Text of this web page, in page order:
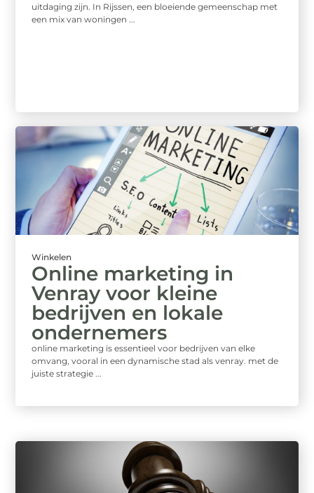
uitdaging zijn. In Rijssen, een bloeiende gemeenschap met
een mix van woningen ...
Winkelen
Online marketing in
Venray voor kleine
bedrijven en lokale
ondernemers
online marketing is essentieel voor bedrijven van elke
omvang, vooral in een dynamische stad als venray. met de
juiste strategie ...